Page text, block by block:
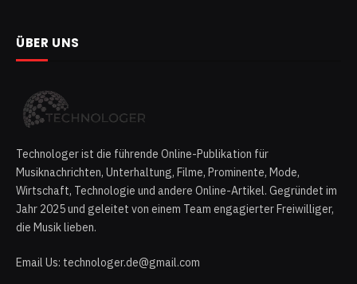
ÜBER UNS
Technologer ist die führende Online-Publikation für
Musiknachrichten, Unterhaltung, Filme, Prominente, Mode,
Wirtschaft, Technologie und andere Online-Artikel. Gegründet im
Jahr 2025 und geleitet von einem Team engagierter Freiwilliger,
die Musik lieben.
Email Us: technologer.de@gmail.com